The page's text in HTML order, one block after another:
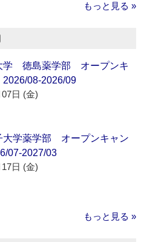
もっと見る »
学 徳島薬学部 オープンキ
08-2026/09
日 (金)
大学薬学部 オープンキャン
07-2027/03
日 (金)
もっと見る »